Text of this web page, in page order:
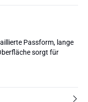
Passform, lange
sorgt für